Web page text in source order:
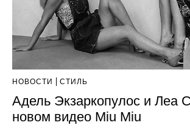
НОВОСТИ СТИЛЬ
Адель Экзаркопулос и Леа
новом видео Miu Miu